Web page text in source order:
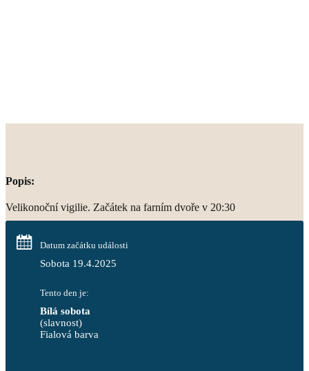
Popis:
Velikonoční vigilie. Začátek na farním dvoře v 20:30
Datum začátku události
Sobota 19.4.2025
Tento den je:
Bílá sobota
(slavnost)
Fialová barva